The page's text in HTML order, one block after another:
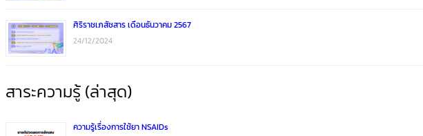
ศิริราชเภสัชสาร เดือนธันวาคม 2567
24/12/2024
สาระความรู้ (ล่าสุด)
ความรู้เรื่องการใช้ยา NSAIDs